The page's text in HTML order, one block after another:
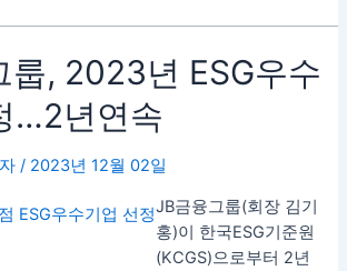
룹, 2023년 ESG우수
…2년연속
/ 2023년 12월 02일
JB금융그룹(회장 김기
홍)이 한국ESG기준원
(KCGS)으로부터 2년